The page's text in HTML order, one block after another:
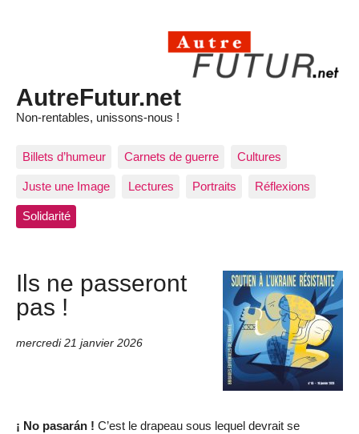
AutreFutur.net
Non-rentables, unissons-nous !
Billets d’humeur Carnets de guerre Cultures
Juste une Image Lectures Portraits Réflexions
Solidarité
Ils ne passeront
pas !
mercredi 21 janvier 2026
¡ No pasarán ! C’est le drapeau sous lequel devrait se